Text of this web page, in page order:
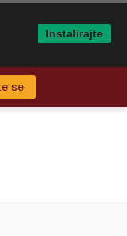
se
Instalirajte